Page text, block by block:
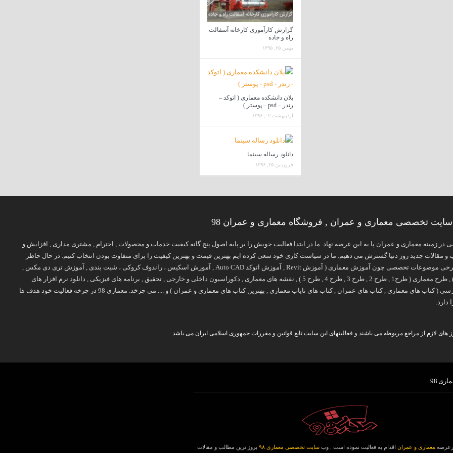
گزارش کارآموزی کارخانه آسفالت
راه و جاده
بهمن ۲۵, ۱۳۹۵
پلان دانشکده معماری ( اتوکد –
رندر – psd – پوستر )
اردیبهشت ۰۲, ۱۳۹۶
دانلود رساله سینما
فروردین ۲۵, ۱۳۹۶
تخصصی معماری و عمران , فروشگاه معماری و عمران 98
تخصصی در زمینه معماری و عمران پا به این عرصه نهاد. ما در ابتدا فعالیت خویش را بر پایه اصول پنج گانه کیفیت خدمات و محصولات , احترام , مشتری مداری , افزایش و
مقالات جدید روز دنیا گسترش می دهیم. ما در سیاست کاری خود سعی کرده ایم بهترین قیمت و بهترین کیفیت را برای متفاوت بودن انتخاب کنیم. در حال حاظر
طیف فعالیت معمار 98 روی برخی موضوعات تخصصی چون آموزش معماری ( آموزش Revit , آموزش اتوکد Auto CAD , آموزش اسکیس ، راندوف کروکی ، شیت بندی , آموزش تری دی مکس ,
آموزش فتوشاپ در معماری ) , طرح معماری ( طرح1 , طرح 2 , طرح 3 , طرح 4 , طرح 5 ) , نقشه های معماری , دکوراسیون داخلی و خارجی , تحقیق , برنامه های فیزیکی , دانلود نرم افزار های
معماری , جزوه و کتاب های درسی ( کتاب های معماری , کتاب های عمران , کتاب های نایاب معماری , بهترین کتاب های معماری و عمران ) و .... می چرخد. معماری 98 در چرخه فعالیت خود هدف ها
دارد.
لازم از مراجع مربوطه می باشند و فعالیتهای این سایت تابع قوانین و مقررات جمهوری اسلامی ایران می باشد
98
معماری و عمراناقدام به فعالیت نموده است . وب سایت تخصصی معماری ۹۸ بروز ترین مطالب و مقالات